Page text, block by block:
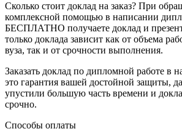
Сколько стоит доклад на заказ? При
комплексной помощью в написании
БЕСПЛАТНО получаете доклад и
только доклада зависит как от объема
вуза, так и от срочности выполнения.
Заказать доклад по дипломной работе
это гарантия вашей достойной защиты,
упустили большую часть времени и
срочно.
Способы оплаты